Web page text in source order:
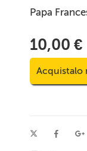
Papa
10,00 €
Acquistalo